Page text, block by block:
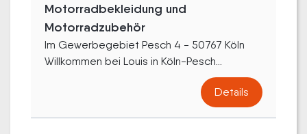
Motorradbekleidung und
Motorradzubehör
Im Gewerbegebiet Pesch 4 - 50767 Köln
Willkommen bei Louis in Köln-Pesch...
Details